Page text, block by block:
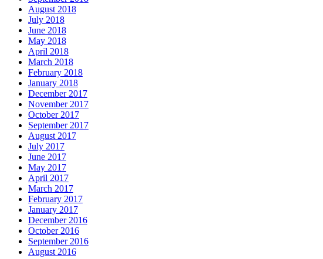
August 2018
July 2018
June 2018
May 2018
April 2018
March 2018
February 2018
January 2018
December 2017
November 2017
October 2017
September 2017
August 2017
July 2017
June 2017
May 2017
April 2017
March 2017
February 2017
January 2017
December 2016
October 2016
September 2016
August 2016